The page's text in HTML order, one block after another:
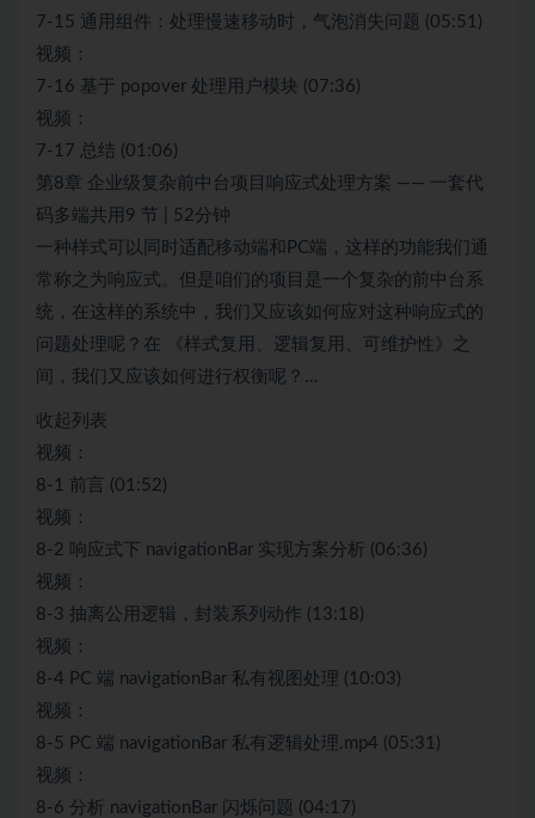
7-15 通用组件：处理慢速移动时，气泡消失问题 (05:51)
视频：
7-16 基于 popover 处理用户模块 (07:36)
视频：
7-17 总结 (01:06)
第8章 企业级复杂前中台项目响应式处理方案 —— 一套代
码多端共用9 节 | 52分钟
一种样式可以同时适配移动端和PC端，这样的功能我们通
常称之为响应式。但是咱们的项目是一个复杂的前中台系
统，在这样的系统中，我们又应该如何应对这种响应式的
问题处理呢？在 《样式复用、逻辑复用、可维护性》之
间，我们又应该如何进行权衡呢？…
收起列表
视频：
8-1 前言 (01:52)
视频：
8-2 响应式下 navigationBar 实现方案分析 (06:36)
视频：
8-3 抽离公用逻辑，封装系列动作 (13:18)
视频：
8-4 PC 端 navigationBar 私有视图处理 (10:03)
视频：
8-5 PC 端 navigationBar 私有逻辑处理.mp4 (05:31)
视频：
8-6 分析 navigationBar 闪烁问题 (04:17)